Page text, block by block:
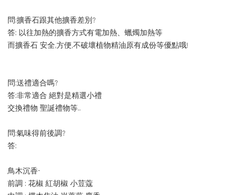
問:擴香石跟其他擴香差別?
答: 以往加熱的擴香方式有電加熱、蠟燭加熱等
而擴香石 安全,方便,不破壞植物精油原有成份等優點哦!
問:送禮適合嗎?
答:非常適合 絕對是精選小禮
交換禮物 聖誕禮物等..
問:氣味得前後調?
答:
鳥木沉香-
前調 : 花椒 紅胡椒 小荳蔻